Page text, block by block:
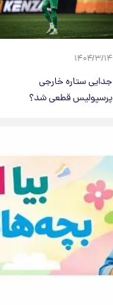
۱۴۰۴/۳/۱۴
جدایی ستاره خارجی
پرسپولیس قطعی شد؟